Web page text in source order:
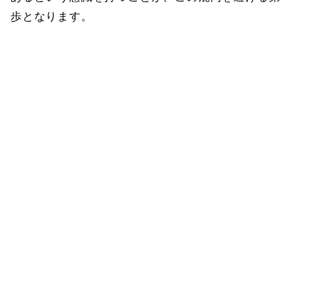
歩となります。